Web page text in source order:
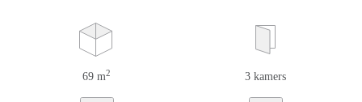
69 m2 3 kamers